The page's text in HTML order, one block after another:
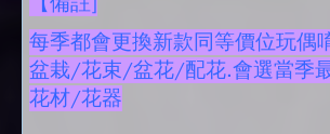
每季都會更換新款同等價位玩
盆栽/花束/盆花/配花.會選當季
花材/花器